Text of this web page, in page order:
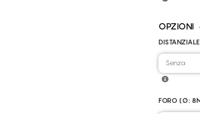
OPZIONI
Senza
FORO (Ø: